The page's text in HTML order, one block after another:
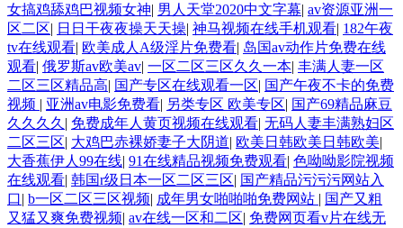
女搞鸡舔鸡巴视频女神| 男人天堂2020中文字幕| av资源亚洲一
区二区| 日日干夜夜操天天操| 神马视频在线手机观看| 182午夜
tv在线观看| 欧美成人A级淫片免费看| 岛国av动作片免费在线
观看| 俄罗斯av欧美av| 一区二区三区久久一本| 丰满人妻一区
二区三区精品高| 国产专区在线观看一区| 国产午夜不卡的免费
视频 | 亚洲av电影免费看| 另类专区 欧美专区| 国产69精品麻豆
久久久久 | 免费成年人黄页视频在线观看| 无码人妻丰满熟妇区
二区三区| 大鸡巴赤裸娇妻子大阴道| 欧美日韩欧美日韩欧美|
大香蕉伊人99在线| 91在线精品视频免费观看| 色呦呦影院视频
在线观看| 韩国r级日本一区二区三区| 国产精品污污污网站入
口| b一区二区三区视频| 成年男女啪啪啪免费网站 | 国产又粗
又猛又爽免费视频| av在线一区和二区| 免费网页看v片在线无